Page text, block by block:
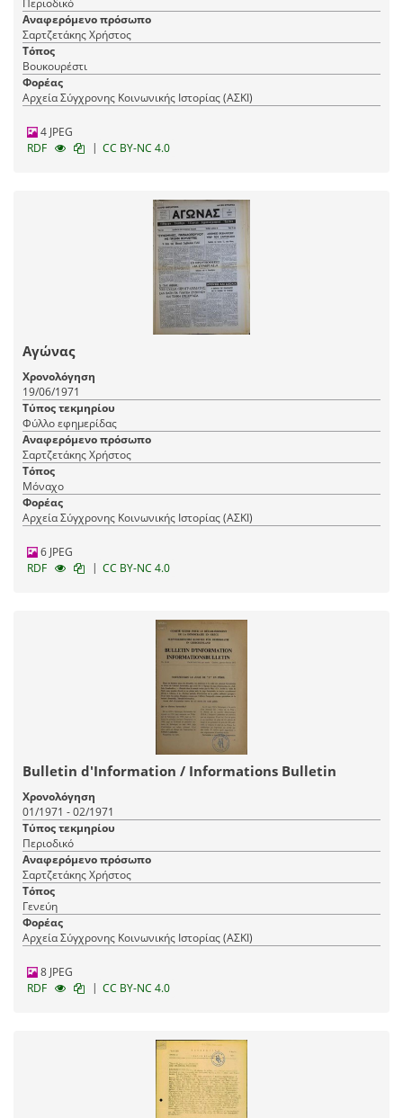
Περιοδικό
Αναφερόμενο πρόσωπο
Σαρτζετάκης Χρήστος
Τόπος
Βουκουρέστι
Φορέας
Αρχεία Σύγχρονης Κοινωνικής Ιστορίας (ΑΣΚΙ)
4 JPEG
RDF
| CC BY-NC 4.0
Αγώνας
Χρονολόγηση
19/06/1971
Τύπος τεκμηρίου
Φύλλο εφημερίδας
Αναφερόμενο πρόσωπο
Σαρτζετάκης Χρήστος
Τόπος
Μόναχο
Φορέας
Αρχεία Σύγχρονης Κοινωνικής Ιστορίας (ΑΣΚΙ)
6 JPEG
RDF
| CC BY-NC 4.0
Bulletin d'Information / Informations Bulletin
Χρονολόγηση
01/1971 - 02/1971
Τύπος τεκμηρίου
Περιοδικό
Αναφερόμενο πρόσωπο
Σαρτζετάκης Χρήστος
Τόπος
Γενεύη
Φορέας
Αρχεία Σύγχρονης Κοινωνικής Ιστορίας (ΑΣΚΙ)
8 JPEG
RDF
| CC BY-NC 4.0